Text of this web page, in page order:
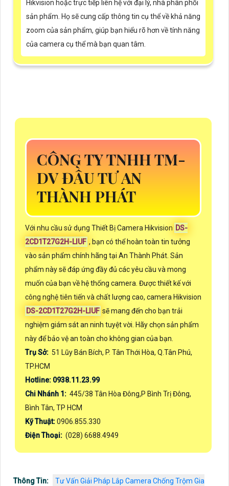
Hikvision hoặc trực tiếp liên hệ với đại lý, nhà phân phối
sản phẩm. Họ sẽ cung cấp thông tin cụ thể về khả năng
zoom của sản phẩm, giúp bạn hiểu rõ hơn về tính năng
của camera cụ thể mà bạn quan tâm.
CÔNG TY TNHH TM-
DV ĐẦU TƯ AN
THÀNH PHÁT
Với nhu cầu sử dụng Thiết Bị Camera Hikvision DS-
2CD1T27G2H-LIUF , bạn có thể hoàn toàn tin tưởng
vào sản phẩm chính hãng tại An Thành Phát. Sản
phẩm này sẽ đáp ứng đầy đủ các yêu cầu và mong
muốn của bạn về hệ thống camera. Được thiết kế với
công nghệ tiên tiến và chất lượng cao, camera Hikvision
DS-2CD1T27G2H-LIUF sẽ mang đến cho bạn trải
nghiệm giám sát an ninh tuyệt vời. Hãy chọn sản phẩm
này để bảo vệ an toàn cho không gian của bạn.
Trụ Sở: 51 Lũy Bán Bích, P. Tân Thới Hòa, Q.Tân Phú,
TP.HCM
Hotline: 0938.11.23.99
Chi Nhánh 1: 445/38 Tân Hòa Đông,P Bình Trị Đông,
Bình Tân, TP HCM
Kỹ Thuật:0906.855.330
Điện Thoại: (028) 6688.4949
Thông Tin:
Tư Vấn Giải Pháp Lắp Camera Chống Trộm Gia